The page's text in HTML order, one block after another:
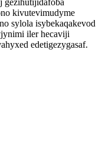
gezihutijidafoba
kivutevimudyme
sylola isybekaqakevod
iler hecaviji
edetigezygasaf.